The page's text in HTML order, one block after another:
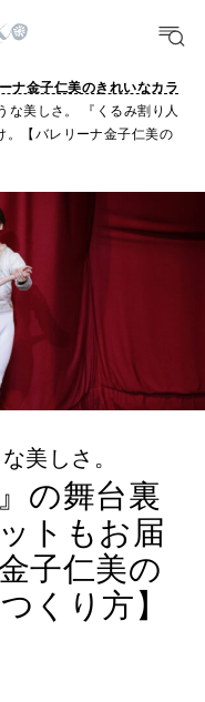
Holoscope
ッセージ
あなた
ナ金子仁美のきれいなカラ
な美しさ。 『くるみ割り人
。【バレリーナ金子仁美の
美しさ。
の舞台裏
トもお届
子仁美の
くり方】